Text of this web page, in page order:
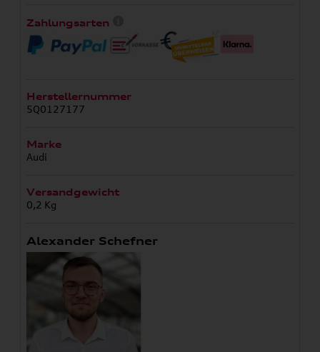
Zahlungsarten
Herstellernummer
5Q0127177
Marke
Audi
Versandgewicht
0,2 Kg
Alexander Schefner